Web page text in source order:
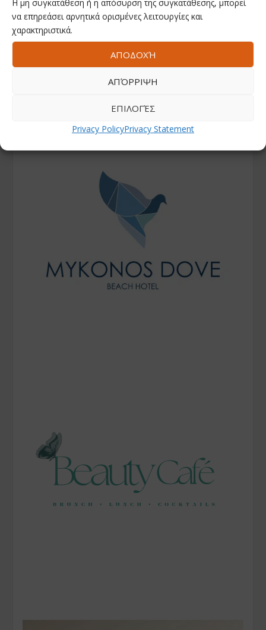
Η μη συγκατάθεση ή η απόσυρση της συγκατάθεσης, μπορεί
να επηρεάσει αρνητικά ορισμένες λειτουργίες και
χαρακτηριστικά.
ΑΠΟΔΟΧΉ
ΑΠΌΡΡΙΨΗ
ΕΠΙΛΟΓΈΣ
Privacy PolicyPrivacy Statement